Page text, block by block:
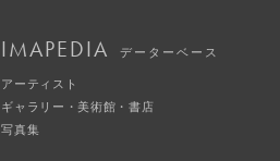
IMAPEDIA データーベース
アーティスト
ギャラリー・美術館・書店
写真集